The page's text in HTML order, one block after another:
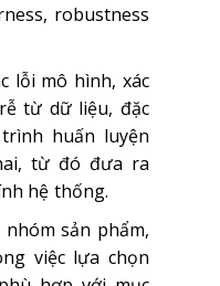
robustness
lỗi mô hình, xác
từ dữ liệu, đặc
huấn luyện
từ đó đưa ra
hệ thống.
sản phẩm,
việc lựa chọn